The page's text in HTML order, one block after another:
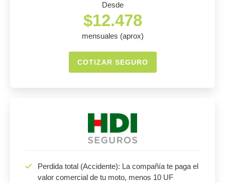
Desde
$12.478
mensuales (aprox)
COTIZAR SEGURO
Perdida total (Accidente): La compañía te paga el
valor comercial de tu moto, menos 10 UF